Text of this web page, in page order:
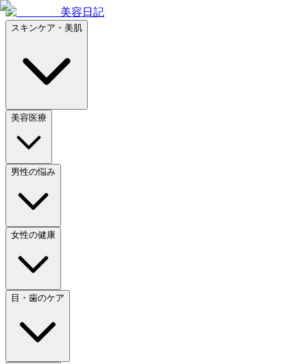
美容日記
スキンケア・美肌
美容医療
男性の悩み
女性の健康
目・歯のケア